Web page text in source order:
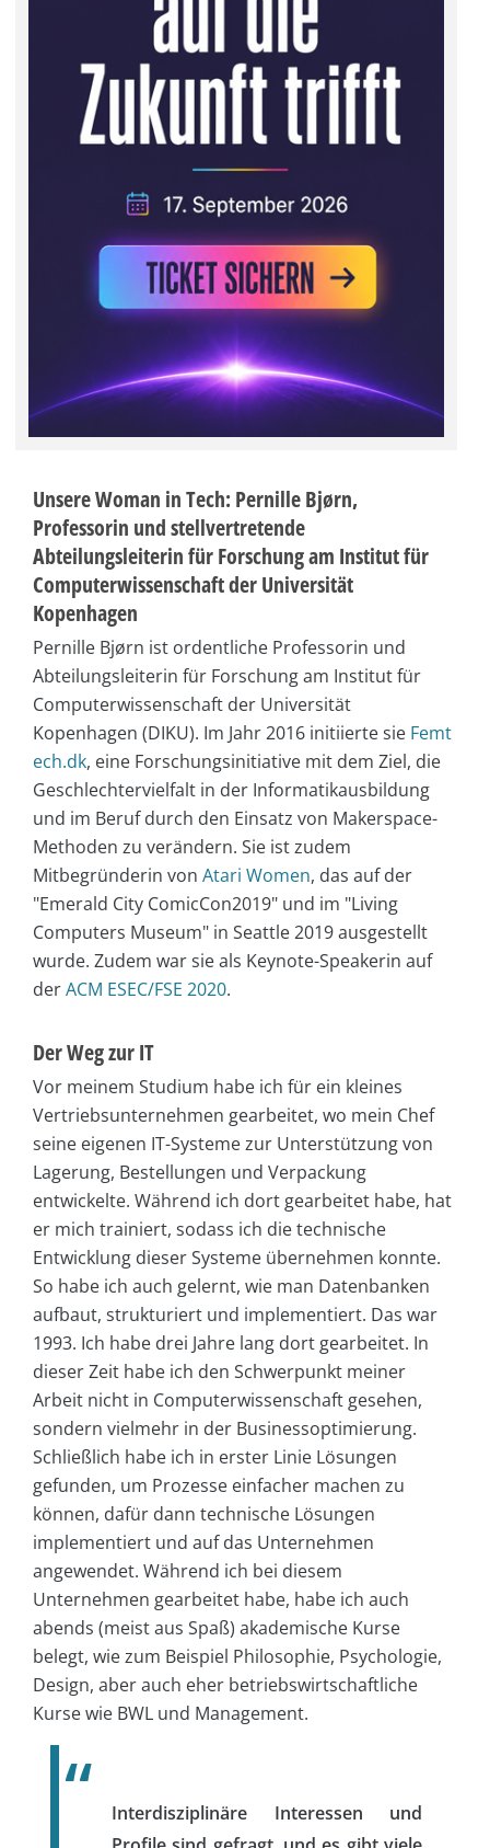
Unsere Woman in Tech: Pernille Bjørn,
Professorin und stellvertretende
Abteilungsleiterin für Forschung am Institut für
Computerwissenschaft der Universität
Kopenhagen
Pernille Bjørn ist ordentliche Professorin und
Abteilungsleiterin für Forschung am Institut für
Computerwissenschaft der Universität
Kopenhagen (DIKU). Im Jahr 2016 initiierte sie Femt
ech.dk, eine Forschungsinitiative mit dem Ziel, die
Geschlechtervielfalt in der Informatikausbildung
und im Beruf durch den Einsatz von Makerspace-
Methoden zu verändern. Sie ist zudem
Mitbegründerin von Atari Women, das auf der
"Emerald City ComicCon2019" und im "Living
Computers Museum" in Seattle 2019 ausgestellt
wurde. Zudem war sie als Keynote-Speakerin auf
derACM ESEC/FSE 2020.
Der Weg zur IT
Vor meinem Studium habe ich für ein kleines
Vertriebsunternehmen gearbeitet, wo mein Chef
seine eigenen IT-Systeme zur Unterstützung von
Lagerung, Bestellungen und Verpackung
entwickelte. Während ich dort gearbeitet habe, hat
er mich trainiert, sodass ich die technische
Entwicklung dieser Systeme übernehmen konnte.
So habe ich auch gelernt, wie man Datenbanken
aufbaut, strukturiert und implementiert. Das war
1993. Ich habe drei Jahre lang dort gearbeitet. In
dieser Zeit habe ich den Schwerpunkt meiner
Arbeit nicht in Computerwissenschaft gesehen,
sondern vielmehr in der Businessoptimierung.
Schließlich habe ich in erster Linie Lösungen
gefunden, um Prozesse einfacher machen zu
können, dafür dann technische Lösungen
implementiert und auf das Unternehmen
angewendet. Während ich bei diesem
Unternehmen gearbeitet habe, habe ich auch
abends (meist aus Spaß) akademische Kurse
belegt, wie zum Beispiel Philosophie, Psychologie,
Design, aber auch eher betriebswirtschaftliche
Kurse wie BWL und Management.
Interdisziplinäre Interessen und